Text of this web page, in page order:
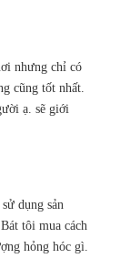
nhưng chỉ có
cũng tốt nhất.
ạ. sẽ giới
dụng sản
tôi mua cách
hỏng hóc gì.